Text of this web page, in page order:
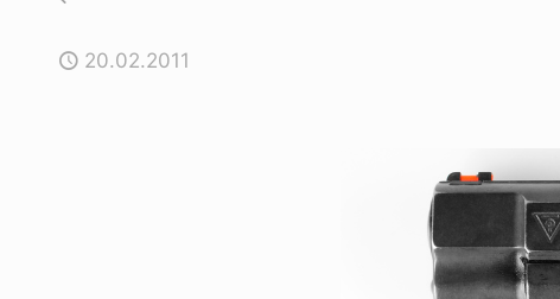
20.02.2011